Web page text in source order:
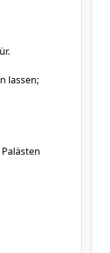
lassen;